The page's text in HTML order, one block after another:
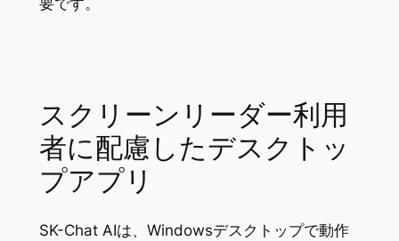
要です。
スクリーンリーダー利用
者に配慮したデスクトッ
プアプリ
SK-Chat AIは、Windowsデスクトップで動作